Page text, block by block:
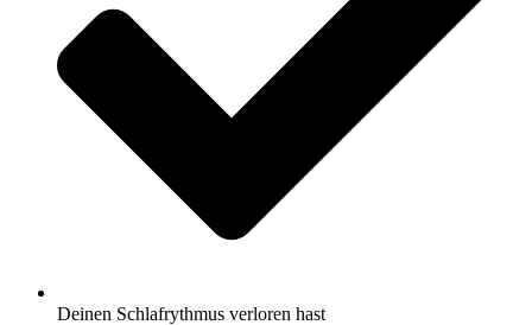
Deinen Schlafrythmus verloren hast